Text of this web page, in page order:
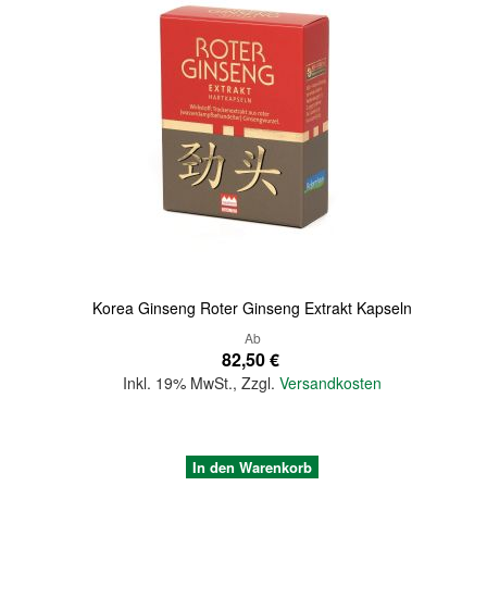
Korea Ginseng Roter Ginseng Extrakt Kapseln
Ab
82,50 €
Inkl. 19% MwSt.,Zzgl.Versandkosten
In den Warenkorb